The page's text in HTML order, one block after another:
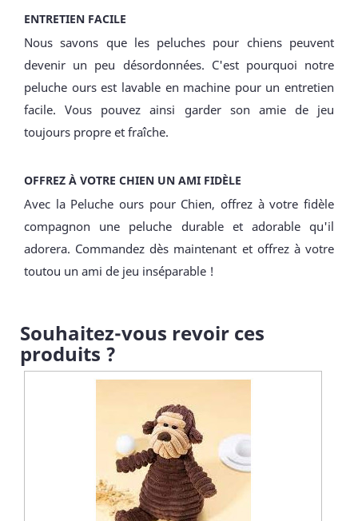
ENTRETIEN FACILE
Nous savons que les peluches pour chiens peuvent
devenir un peu désordonnées. C'est pourquoi notre
peluche ours est lavable en machine pour un entretien
facile. Vous pouvez ainsi garder son amie de jeu
toujours propre et fraîche.
OFFREZ À VOTRE CHIEN UN AMI FIDÈLE
Avec la Peluche ours pour Chien, offrez à votre fidèle
compagnon une peluche durable et adorable qu'il
adorera. Commandez dès maintenant et offrez à votre
toutou un ami de jeu inséparable !
Souhaitez-vous revoir ces
produits ?